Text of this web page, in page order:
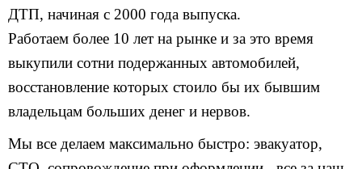
ДТП, начиная с 2000 года выпуска.
Работаем более 10 лет на рынке и за это время
выкупили сотни подержанных автомобилей,
восстановление которых стоило бы их бывшим
владельцам больших денег и нервов.
Мы все делаем максимально быстро: эвакуатор,